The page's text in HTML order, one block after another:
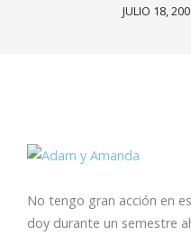
JULIO 18,
No tengo gran acción en
doy durante un semestre